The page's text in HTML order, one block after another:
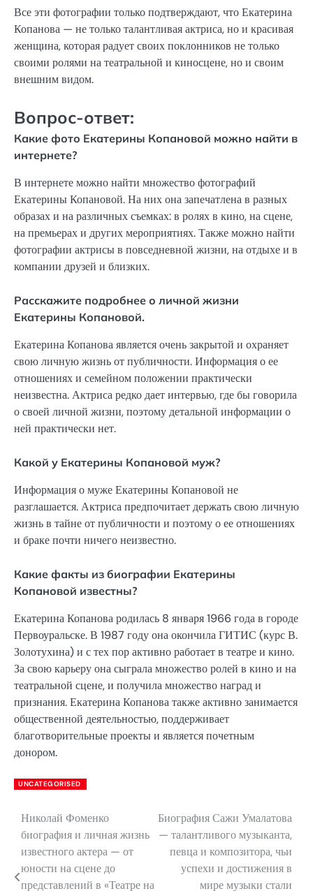
Все эти фотографии только подтверждают, что Екатерина
Копанова — не только талантливая актриса, но и красивая
женщина, которая радует своих поклонников не только
своими ролями на театральной и киносцене, но и своим
внешним видом.
Вопрос-ответ:
Какие фото Екатерины Копановой можно найти в
интернете?
В интернете можно найти множество фотографий
Екатерины Копановой. На них она запечатлена в разных
образах и на различных съемках: в ролях в кино, на сцене,
на премьерах и других мероприятиях. Также можно найти
фотографии актрисы в повседневной жизни, на отдыхе и в
компании друзей и близких.
Расскажите подробнее о личной жизни
Екатерины Копановой.
Екатерина Копанова является очень закрытой и охраняет
свою личную жизнь от публичности. Информация о ее
отношениях и семейном положении практически
неизвестна. Актриса редко дает интервью, где бы говорила
о своей личной жизни, поэтому детальной информации о
ней практически нет.
Какой у Екатерины Копановой муж?
Информация о муже Екатерины Копановой не
разглашается. Актриса предпочитает держать свою личную
жизнь в тайне от публичности и поэтому о ее отношениях
и браке почти ничего неизвестно.
Какие факты из биографии Екатерины
Копановой известны?
Екатерина Копанова родилась 8 января 1966 года в городе
Первоуральске. В 1987 году она окончила ГИТИС (курс В.
Золотухина) и с тех пор активно работает в театре и кино.
За свою карьеру она сыграла множество ролей в кино и на
театральной сцене, и получила множество наград и
признания. Екатерина Копанова также активно занимается
общественной деятельностью, поддерживает
благотворительные проекты и является почетным
донором.
UNCATEGORISED
Навигация
по
записям
Николай Фоменко
биография и личная жизнь
известного актера — от
юности на сцене до
представлений в «Театре на
Биография Сажи Умалатова
— талантливого музыканта,
певца и композитора, чьи
успехи и достижения в
мире музыки стали